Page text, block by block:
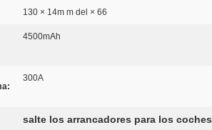
130 × 14m m del × 66
4500mAh
300A
salte los arrancadores para los coches